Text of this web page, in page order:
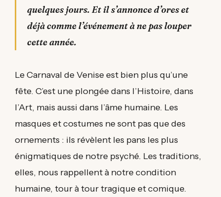
quelques jours. Et il s’annonce d’ores et
déjà comme l’événement à ne pas louper
cette année.
Le Carnaval de Venise est bien plus qu’une
fête. C’est une plongée dans l’Histoire, dans
l’Art, mais aussi dans l’âme humaine. Les
masques et costumes ne sont pas que des
ornements : ils révèlent les pans les plus
énigmatiques de notre psyché. Les traditions,
elles, nous rappellent à notre condition
humaine, tour à tour tragique et comique.